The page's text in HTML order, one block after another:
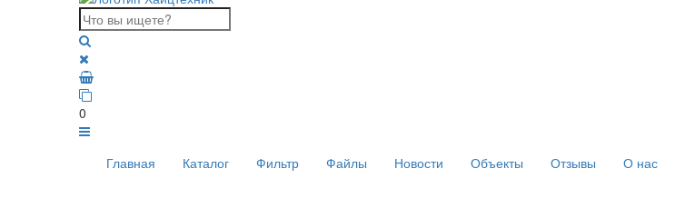
0
Главная Каталог Фильтр Файлы Новости Объекты Отзывы О нас